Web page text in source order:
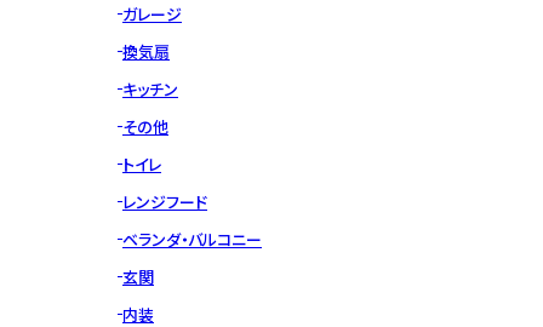
ガレージ
換気扇
キッチン
その他
トイレ
レンジフード
ベランダ・バルコニー
玄関
内装